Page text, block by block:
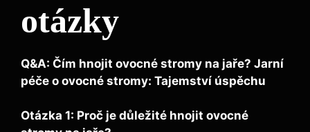
⁤otázky
Q&A: Čím hnojit ovocné‌ stromy na ⁤jaře? Jarní
péče o ovocné stromy: Tajemství úspěchu
Otázka 1:⁤ Proč je důležité hnojit ovocné